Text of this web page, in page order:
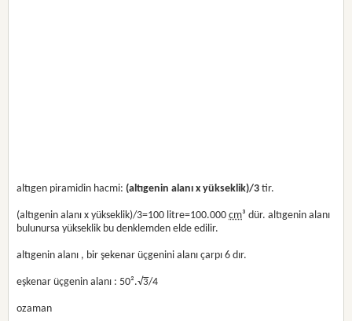
altıgen piramidin hacmi:(altıgenin alanı x yükseklik)/3 tir.
(altıgenin alanı x yükseklik)/3=100 litre=100.000cm³ dür. altıgenin alanı
bulunursa yükseklik bu denklemden elde edilir.
altıgenin alanı , bir şekenar üçgenini alanı çarpı 6 dır.
eşkenar üçgenin alanı : 50².√3/4
ozaman